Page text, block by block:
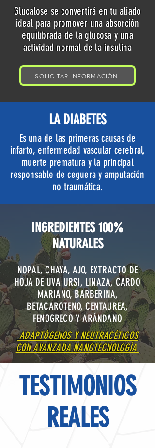
Glucalose se convertirá en tu aliado
ideal para promover una absorción
equilibrada de la glucosa y una
actividad normal de la insulina
SOLICITAR INFORMACIÓN
LA DIABETES
Es una de las primeras causas de
infarto, enfermedad vascular cerebral,
muerte prematura y la principal
responsable de ceguera y amputación
no traumática.
INGREDIENTES 100%
NATURALES
NOPAL, CHAYA, AJO, EXTRACTO DE
HOJA DE UVA URSI, LINAZA, CARDO
MARIANO, BARBERINA,
BETACAROTENO, CENTAUREA,
FENOGRECO Y ARÁNDANO
ADAPTÓGENOS Y NEUTRACÉTICOS
CON AVANZADA NANOTECNOLOGÍA
TESTIMONIOS
REALES